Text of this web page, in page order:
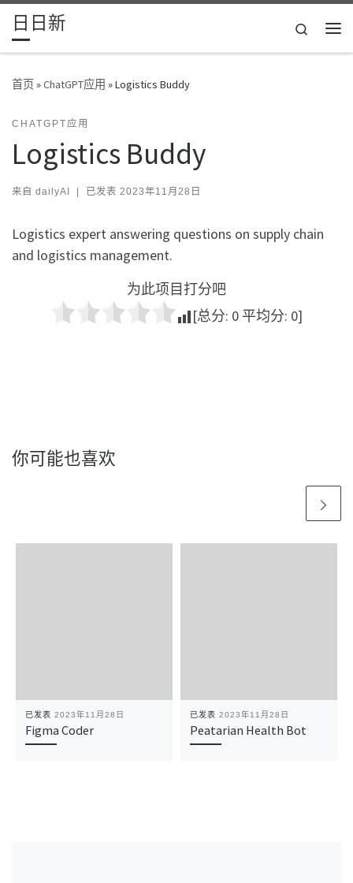
Skip to content
日日新
Search
首页»ChatGPT应用 »Logistics Buddy
CHATGPT应用
Logistics Buddy
来自 dailyAI | 已发表 2023年11月28日
Logistics expert answering questions on supply chain
and logistics management.
为此项目打分吧
[总分: 0 平均分: 0]
你可能也喜欢
已发表 2023年11月28日
Figma Coder
已发表 2023年11月28日
Peatarian Health Bot